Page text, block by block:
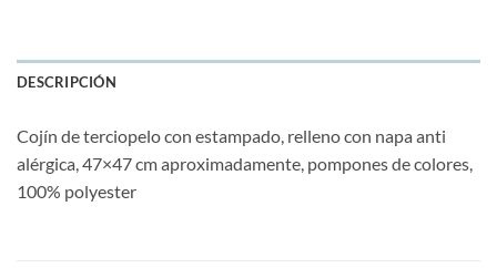
DESCRIPCIÓN
Cojín de terciopelo con estampado, relleno con napa anti
alérgica, 47×47 cm aproximadamente, pompones de colores,
100% polyester